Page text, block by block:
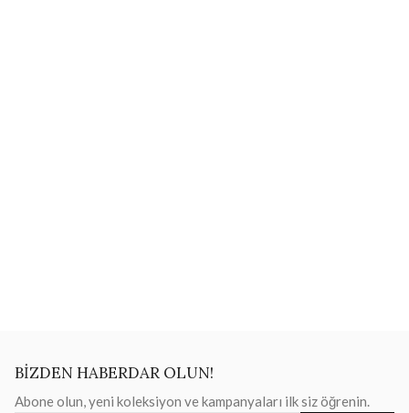
BİZDEN HABERDAR OLUN!
Abone olun, yeni koleksiyon ve kampanyaları ilk siz öğrenin.